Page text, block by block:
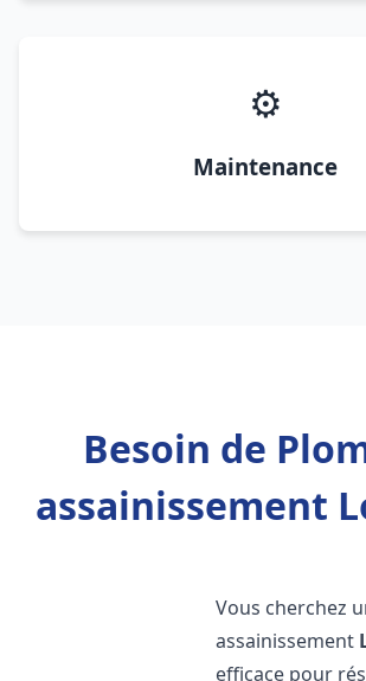
⚙️
Maintenance
Besoin de
assainissement
Vous cherchez
assainissement
efficace pour